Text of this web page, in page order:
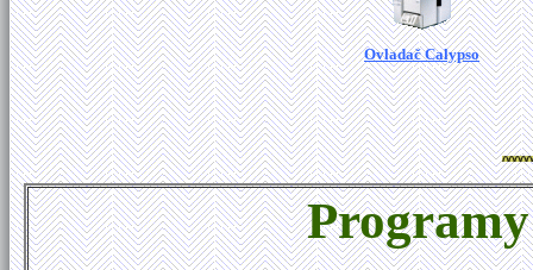
Ovladač Calypso